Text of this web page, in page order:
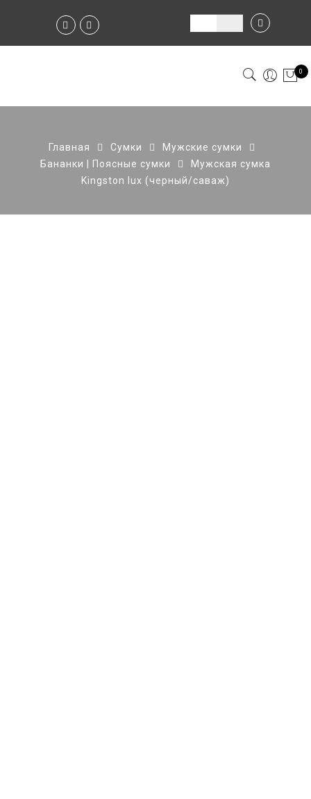
0
Главная Сумки
Мужские сумки
Бананки | Поясные сумки
Мужская сумка
Kingston lux (черный/саваж)